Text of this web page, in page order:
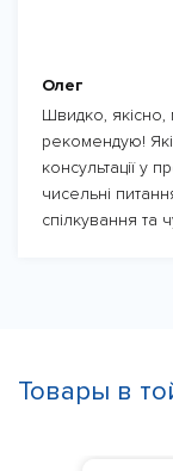
Олег
Швидко, якісно,
рекомендую!
консультації у
чисельні
спілкування та
Товары в